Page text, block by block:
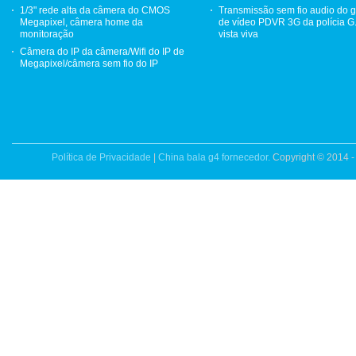
1/3" rede alta da câmera do CMOS
Megapixel, câmera home da
monitoração
Câmera do IP da câmera/Wifi do IP de
Megapixel/câmera sem fio do IP
Transmissão sem fio audio do
de vídeo PDVR 3G da polícia
vista viva
Política de Privacidade China bala g4 fornecedor. Copyright © 2014